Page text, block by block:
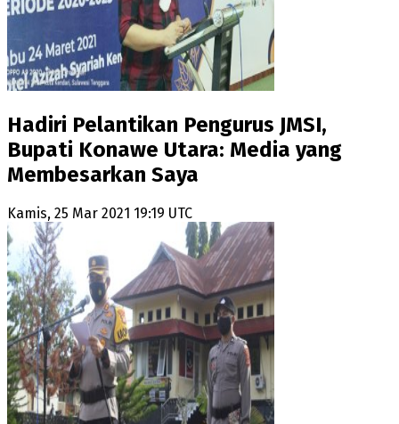
Hadiri Pelantikan Pengurus JMSI,
Bupati Konawe Utara: Media yang
Membesarkan Saya
Kamis, 25 Mar 2021 19:19 UTC